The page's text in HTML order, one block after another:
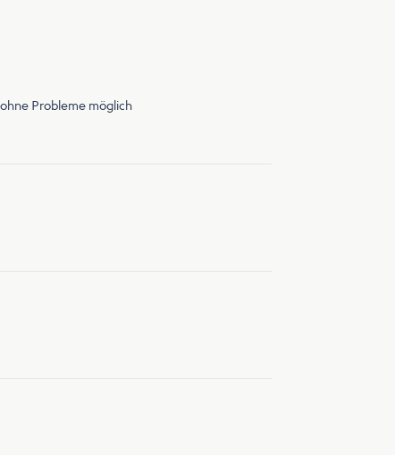
Probleme möglich